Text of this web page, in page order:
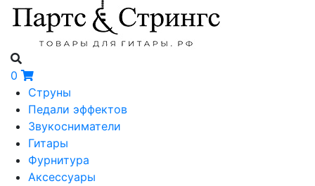
0
Струны
Педали эффектов
Звукосниматели
Гитары
Фурнитура
Аксессуары